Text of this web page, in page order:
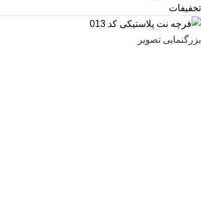
تخفیفات
بزرگنمایی تصویر